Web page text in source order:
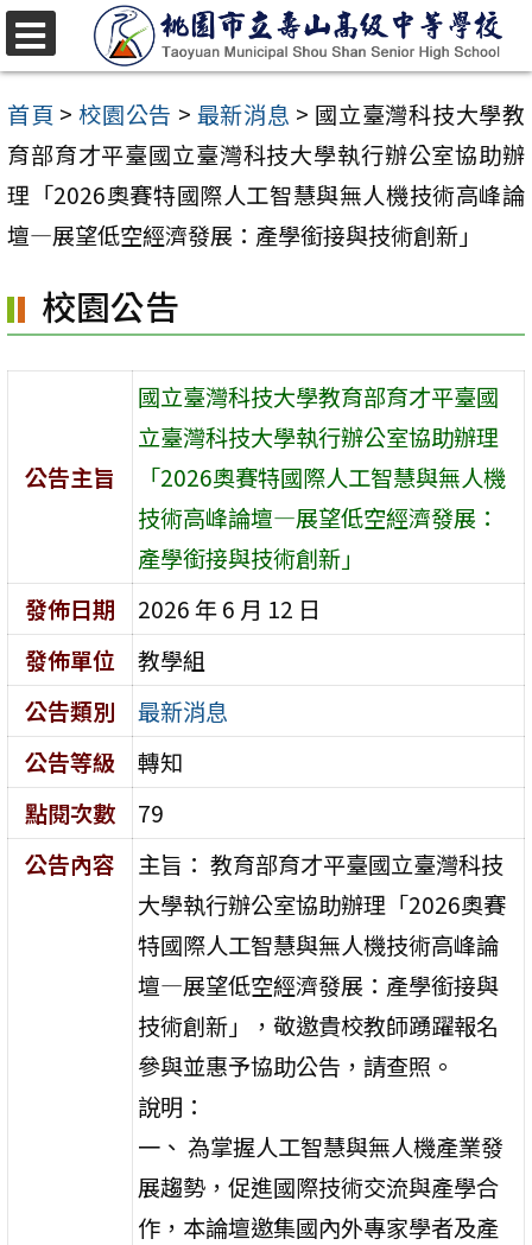
跳
至
主
要
內
容
首頁 > 校園公告 > 最新消息 > 國立臺灣科技大學教
育部育才平臺國立臺灣科技大學執行辦公室協助辦
理「2026奧賽特國際人工智慧與無人機技術高峰論
壇—展望低空經濟發展：產學銜接與技術創新」
校園公告
公告主旨
國立臺灣科技大學教育部育才平臺國
立臺灣科技大學執行辦公室協助辦理
「2026奧賽特國際人工智慧與無人機
技術高峰論壇—展望低空經濟發展：
產學銜接與技術創新」
發佈日期
2026 年 6 月 12 日
發佈單位
教學組
公告類別
最新消息
公告等級
轉知
點閱次數
79
公告內容
主旨： 教育部育才平臺國立臺灣科技
大學執行辦公室協助辦理「2026奧賽
特國際人工智慧與無人機技術高峰論
壇—展望低空經濟發展：產學銜接與
技術創新」，敬邀貴校教師踴躍報名
參與並惠予協助公告，請查照。
說明：
一、 為掌握人工智慧與無人機產業發
展趨勢，促進國際技術交流與產學合
作，本論壇邀集國內外專家學者及產
選
單